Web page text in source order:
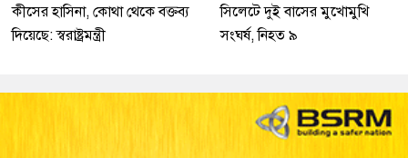
কীসের হাসিনা, কোথা থেকে বক্তব্য
দিয়েছে: স্বরাষ্ট্রমন্ত্রী
সিলেটে দুই বাসের মুখোমুখি
সংঘর্ষ, নিহত ৯